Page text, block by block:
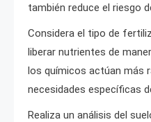
también reduce el riesgo
Considera el tipo de
liberar nutrientes de
los químicos actúan más
necesidades específicas
Realiza un análisis del